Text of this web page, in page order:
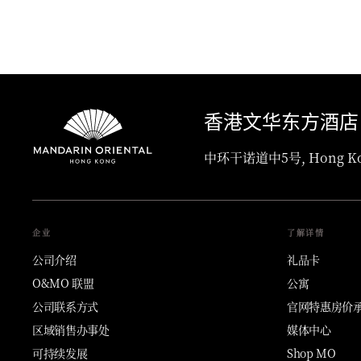
香港文华东方酒店
中环干诺道中5号, Hong
企业
公司介绍
O&MO 联盟
公司联系方式
区域销售办事处
可持续发展
了解详情
礼品卡
公寓
官网特惠房价
媒体中心
Shop MO